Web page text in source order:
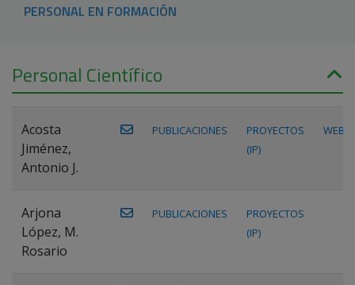
PERSONAL EN FORMACIÓN
Personal Científico
Acosta
Jiménez,
Antonio J.
PUBLICACIONES
PROYECTOS
(IP)
WEB
Arjona
López, M.
Rosario
PUBLICACIONES
PROYECTOS
(IP)